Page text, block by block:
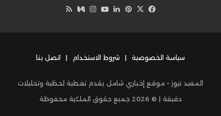
فيسبوك
‫X بينتيريست
لينكدإن‫YouTube
انستقرام
وسط
سياسة الخصوصية | شروط الاستخدام | اتصل بنا
المفيد نيوز – موقع إخباري شامل يقدم تغطية لحظية وتحليلات
دقيقة | © 2026 جميع حقوق الملكية محفوظة